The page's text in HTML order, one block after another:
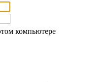
компьютере